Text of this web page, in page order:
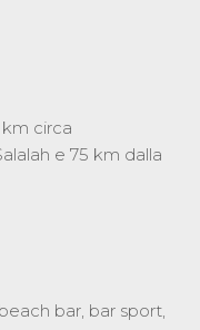
circa
e 75 km dalla
bar, bar sport,